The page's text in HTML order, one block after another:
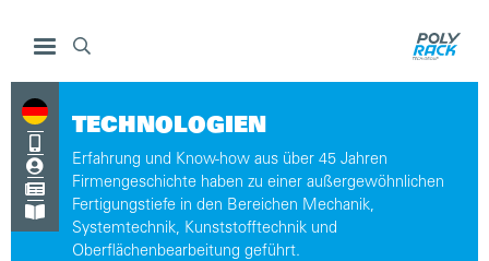




TECHNOLOGIEN
Erfahrung und Know-how aus über 45 Jahren
Firmengeschichte haben zu einer außergewöhnlichen
Fertigungstiefe in den Bereichen Mechanik,
Systemtechnik, Kunststofftechnik und
Oberflächenbearbeitung geführt.